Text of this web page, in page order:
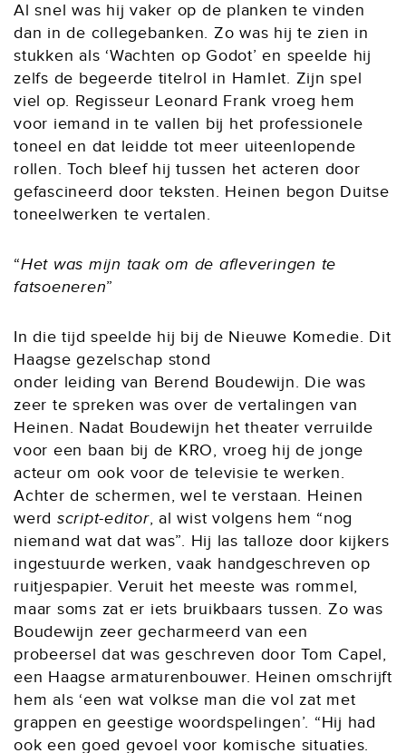
Al snel was hij vaker op de planken te vinden
dan in de collegebanken. Zo was hij te zien in
stukken als ‘Wachten op Godot’ en speelde hij
zelfs de begeerde titelrol in Hamlet. Zijn spel
viel op. Regisseur Leonard Frank vroeg hem
voor iemand in te vallen bij het professionele
toneel en dat leidde tot meer uiteenlopende
rollen. Toch bleef hij tussen het acteren door
gefascineerd door teksten. Heinen begon Duitse
toneelwerken te vertalen.
Het was mijn taak om de afleveringen te
fatsoeneren
In die tijd speelde hij bij de Nieuwe Komedie. Dit
Haagse gezelschap stond
onder leiding van Berend Boudewijn. Die was
zeer te spreken was over de vertalingen van
Heinen. Nadat Boudewijn het theater verruilde
voor een baan bij de KRO, vroeg hij de jonge
acteur om ook voor de televisie te werken.
Achter de schermen, wel te verstaan. Heinen
werd script-editor, al wist volgens hem “nog
niemand wat dat was”. Hij las talloze door kijkers
ingestuurde werken, vaak handgeschreven op
ruitjespapier. Veruit het meeste was rommel,
maar soms zat er iets bruikbaars tussen. Zo was
Boudewijn zeer gecharmeerd van een
probeersel dat was geschreven door Tom Capel,
een Haagse armaturenbouwer. Heinen omschrijft
hem als ‘een wat volkse man die vol zat met
grappen en geestige woordspelingen’. “Hij had
ook een goed gevoel voor komische situaties.